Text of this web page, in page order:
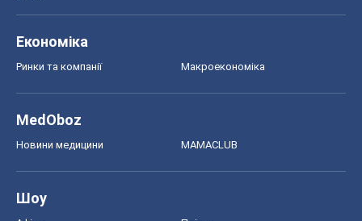
Економіка
Ринки та компанії Макроекономіка
MedOboz
Новини медицини MAMACLUB
Шоу